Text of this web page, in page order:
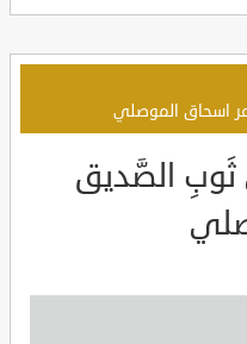
اسحاق الموصلي
الصَّديق